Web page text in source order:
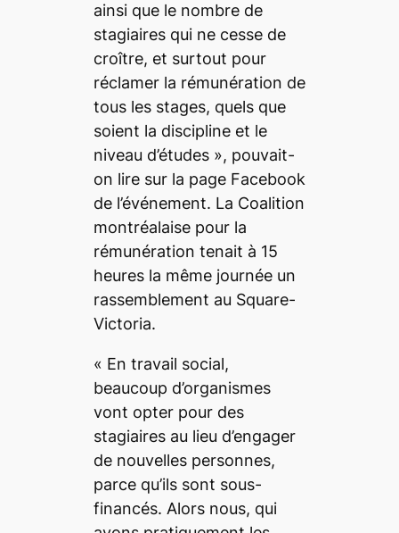
ainsi que le nombre de
stagiaires qui ne cesse de
croître, et surtout pour
réclamer la rémunération de
tous les stages, quels que
soient la discipline et le
niveau d’études », pouvait-
on lire sur la page Facebook
de l’événement. La Coalition
montréalaise pour la
rémunération tenait à 15
heures la même journée un
rassemblement au Square-
Victoria.
« En travail social,
beaucoup d’organismes
vont opter pour des
stagiaires au lieu d’engager
de nouvelles personnes,
parce qu’ils sont sous-
financés. Alors nous, qui